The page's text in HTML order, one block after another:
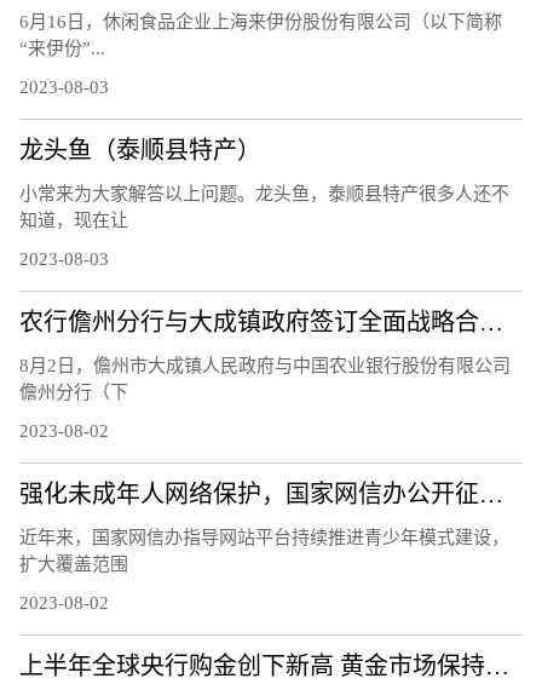
6月16日，休闲食品企业上海来伊份股份有限公司（以下简称
“来伊份”...
2023-08-03
龙头鱼（泰顺县特产）
小常来为大家解答以上问题。龙头鱼，泰顺县特产很多人还不
知道，现在让
2023-08-03
农行儋州分行与大成镇政府签订全面战略合作协议
8月2日，儋州市大成镇人民政府与中国农业银行股份有限公司
儋州分行（下
2023-08-02
强化未成年人网络保护，国家网信办公开征求意见
近年来，国家网信办指导网站平台持续推进青少年模式建设，
扩大覆盖范围
2023-08-02
上半年全球央行购金创下新高 黄金市场保持良好势头